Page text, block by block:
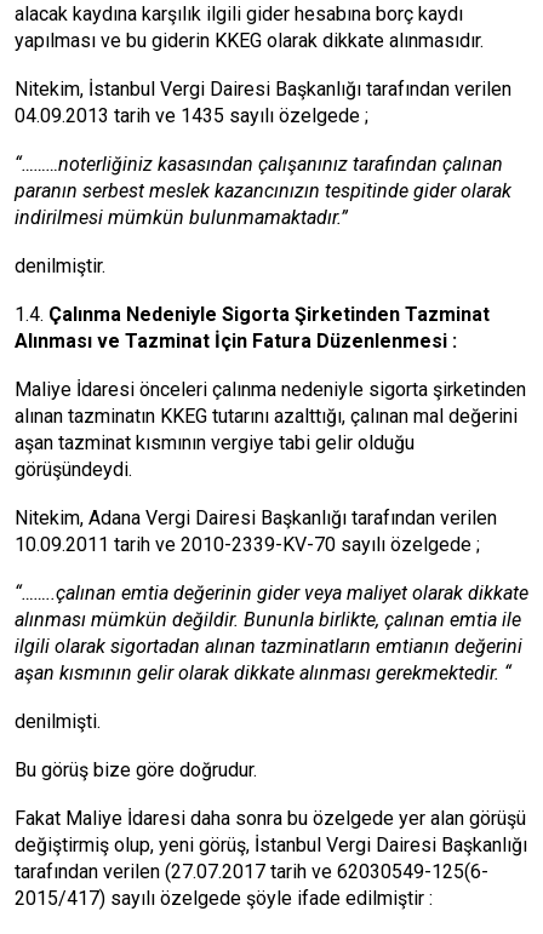
alacak kaydına karşılık ilgili gider hesabına borç kaydı
yapılması ve bu giderin KKEG olarak dikkate alınmasıdır.
Nitekim, İstanbul Vergi Dairesi Başkanlığı tarafından verilen
04.09.2013 tarih ve 1435 sayılı özelgede ;
“………noterliğiniz kasasından çalışanınız tarafından çalınan
paranın serbest meslek kazancınızın tespitinde gider olarak
indirilmesi mümkün bulunmamaktadır.”
denilmiştir.
​​​​​​​1.4. Çalınma Nedeniyle Sigorta Şirketinden Tazminat
Alınması ve Tazminat İçin Fatura Düzenlenmesi :
Maliye İdaresi önceleri çalınma nedeniyle sigorta şirketinden
alınan tazminatın KKEG tutarını azalttığı, çalınan mal değerini
aşan tazminat kısmının vergiye tabi gelir olduğu
görüşündeydi.
Nitekim, Adana Vergi Dairesi Başkanlığı tarafından verilen
10.09.2011 tarih ve 2010-2339-KV-70 sayılı özelgede ;
“……..çalınan emtia değerinin gider veya maliyet olarak dikkate
alınması mümkün değildir. Bununla birlikte, çalınan emtia ile
ilgili olarak sigortadan alınan tazminatların emtianın değerini
aşan kısmının gelir olarak dikkate alınması gerekmektedir. “
denilmişti.
Bu görüş bize göre doğrudur.
Fakat Maliye İdaresi daha sonra bu özelgede yer alan görüşü
değiştirmiş olup, yeni görüş, İstanbul Vergi Dairesi Başkanlığı
tarafından verilen (27.07.2017 tarih ve 62030549-125(6-
2015/417) sayılı özelgede şöyle ifade edilmiştir :